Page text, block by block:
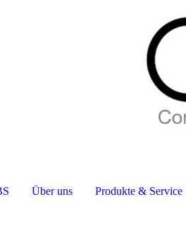
Über uns Produkte & Service